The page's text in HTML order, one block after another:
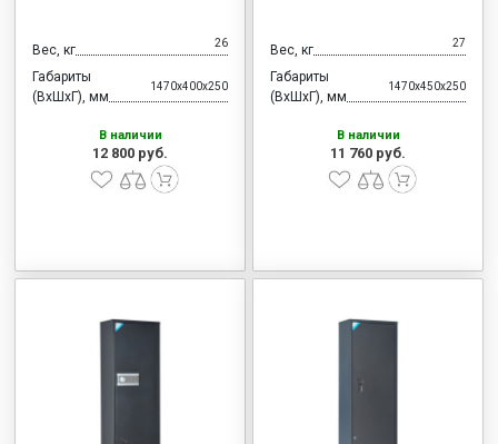
Вес, кг 26
Габариты
(ВхШхГ), мм
1470x400x250
В наличии
12 800 руб.
Вес, кг 27
Габариты
(ВхШхГ), мм
1470x450x250
В наличии
11 760 руб.